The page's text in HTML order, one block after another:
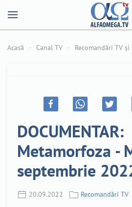
Acasă Canal TV Recomandări TV
DOCUMENTAR:
Metamorfoza -
septembrie
20.09.2022 Recomandări TV